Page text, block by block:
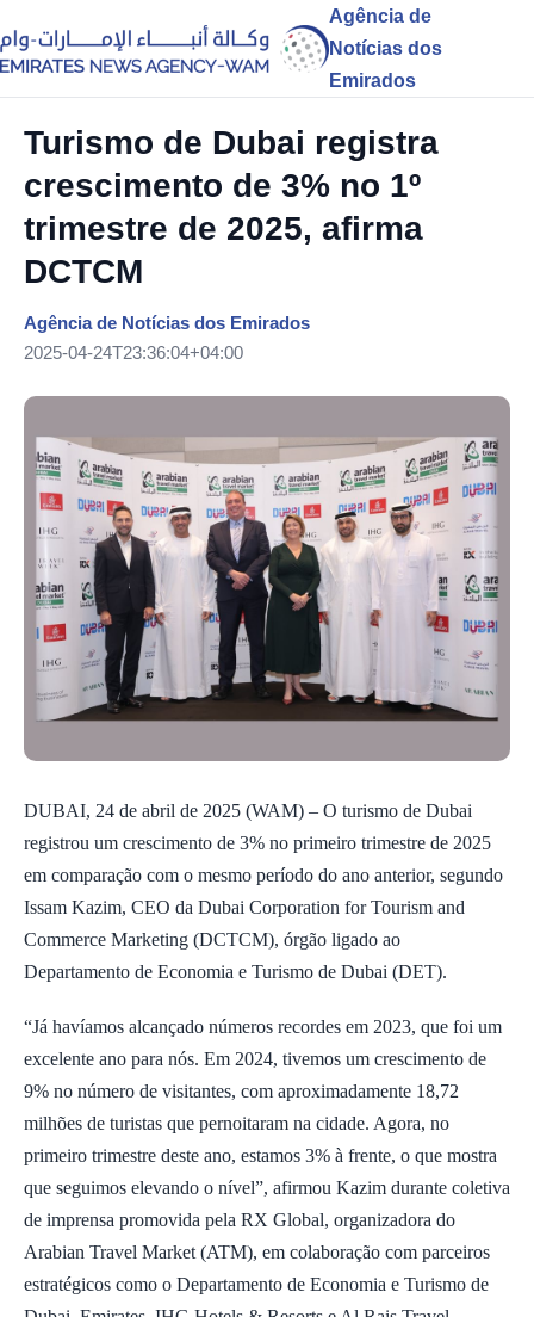
Agência de
Notícias dos
Emirados
Turismo de Dubai registra
crescimento de 3% no 1º
trimestre de 2025, afirma
DCTCM
Agência de Notícias dos Emirados
2025-04-24T23:36:04+04:00
DUBAI, 24 de abril de 2025 (WAM) – O turismo de Dubai
registrou um crescimento de 3% no primeiro trimestre de 2025
em comparação com o mesmo período do ano anterior, segundo
Issam Kazim, CEO da Dubai Corporation for Tourism and
Commerce Marketing (DCTCM), órgão ligado ao
Departamento de Economia e Turismo de Dubai (DET).
“Já havíamos alcançado números recordes em 2023, que foi um
excelente ano para nós. Em 2024, tivemos um crescimento de
9% no número de visitantes, com aproximadamente 18,72
milhões de turistas que pernoitaram na cidade. Agora, no
primeiro trimestre deste ano, estamos 3% à frente, o que mostra
que seguimos elevando o nível”, afirmou Kazim durante coletiva
de imprensa promovida pela RX Global, organizadora do
Arabian Travel Market (ATM), em colaboração com parceiros
estratégicos como o Departamento de Economia e Turismo de